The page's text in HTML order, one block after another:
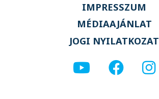
IMPRESSZUM
MÉDIAAJÁNLAT
JOGI NYILATKOZAT